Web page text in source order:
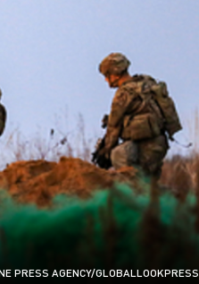
PRESS AGENCY/GLOBALLOOKPRESS